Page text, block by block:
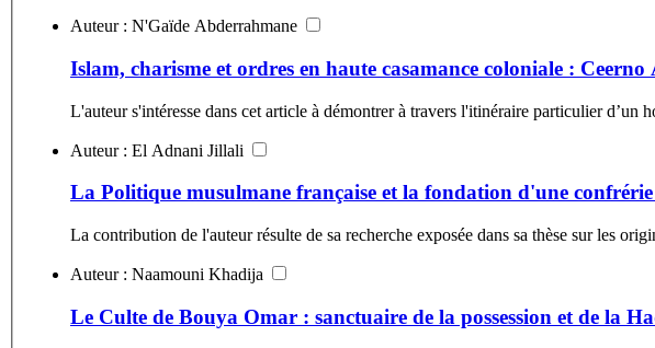
Auteur : N'Gaïde Abderrahmane
Islam, charisme et ordres en haute casamance coloniale :
L'auteur s'intéresse dans cet article à démontrer à travers l'itinéraire particulier d’un
Auteur : El Adnani Jillali
La Politique musulmane française et la fondation d'une
La contribution de l'auteur résulte de sa recherche exposée dans sa thèse sur les
Auteur : Naamouni Khadija
Le Culte de Bouya Omar : sanctuaire de la possession et de la